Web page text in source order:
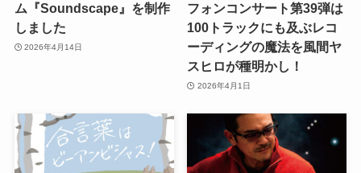
ム『Soundscape』を制作
しました
2026年4月14日
フォンコンサート第39弾は
100トラックにも及ぶレコ
ーディングの魔法を風間ヤ
スヒロが種明かし！
2026年4月1日